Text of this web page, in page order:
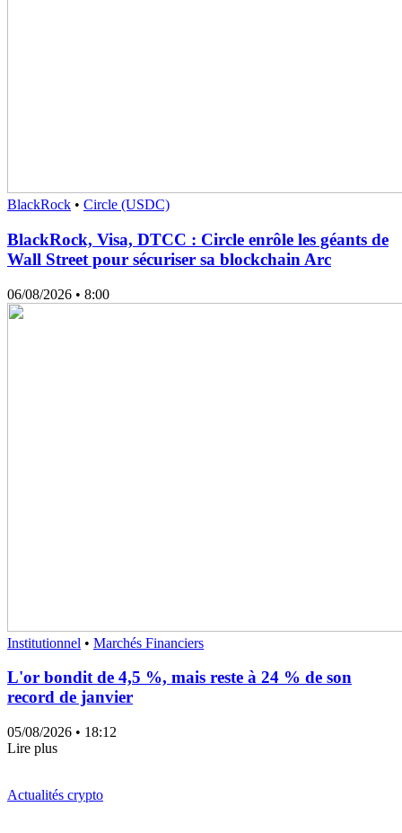
BlackRock • Circle (USDC)
BlackRock, Visa, DTCC : Circle enrôle les géants de
Wall Street pour sécuriser sa blockchain Arc
06/08/2026 • 8:00
Institutionnel • Marchés Financiers
L'or bondit de 4,5 %, mais reste à 24 % de son
record de janvier
05/08/2026 • 18:12
Lire plus
Actualités crypto